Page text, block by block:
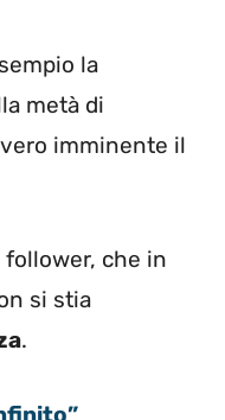
la
metà di
imminente il
follower, che in
si stia
.